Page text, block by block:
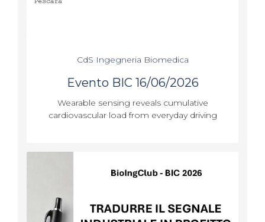
CdS Ingegneria Biomedica
Evento BIC 16/06/2026
Wearable sensing reveals cumulative
cardiovascular load from everyday driving